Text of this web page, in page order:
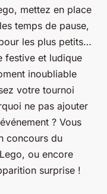
mettez en place
temps de pause,
les plus petits…
festive et ludique
inoubliable
votre tournoi
ne pas ajouter
? Vous
concours du
ou encore
surprise !